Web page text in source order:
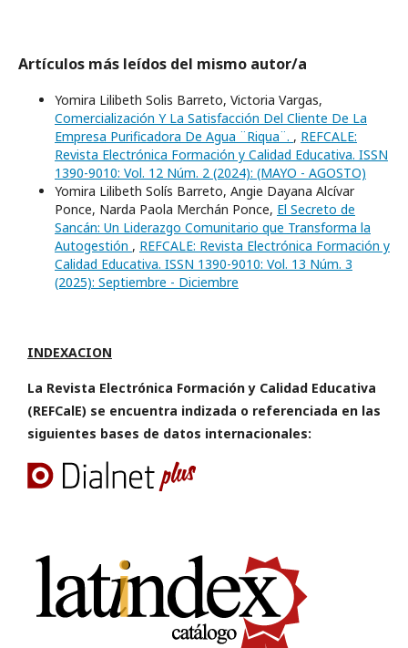
Artículos más leídos del mismo autor/a
Yomira Lilibeth Solis Barreto, Victoria Vargas,
Comercialización Y La Satisfacción Del Cliente De La
Empresa Purificadora De Agua ¨Riqua¨. , REFCALE:
Revista Electrónica Formación y Calidad Educativa. ISSN
1390-9010: Vol. 12 Núm. 2 (2024): (MAYO - AGOSTO)
Yomira Lilibeth Solís Barreto, Angie Dayana Alcívar
Ponce, Narda Paola Merchán Ponce, El Secreto de
Sancán: Un Liderazgo Comunitario que Transforma la
Autogestión , REFCALE: Revista Electrónica Formación y
Calidad Educativa. ISSN 1390-9010: Vol. 13 Núm. 3
(2025): Septiembre - Diciembre
INDEXACION
La Revista Electrónica Formación y Calidad Educativa
(REFCalE) se encuentra indizada o referenciada en las
siguientes bases de datos internacionales: